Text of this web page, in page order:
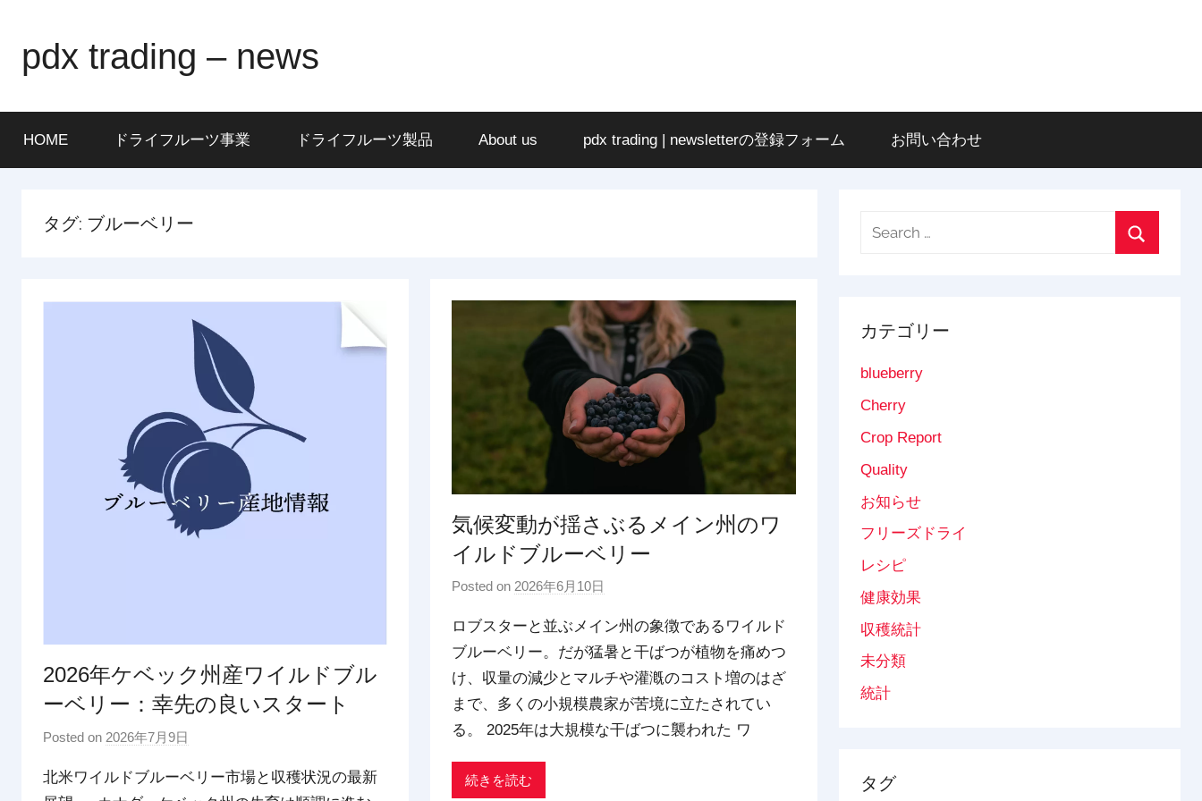
contentpdx trading – news
HOME ドライフルーツ事業 ドライフルーツ製品 About us pdx trading | newsletterの登録フォーム お問い合わせ
タグ: ブルーベリー
2026年ケベック州産ワイルドブル
ーベリー：幸先の良いスタート
Posted on 2026年7月9日
p
北米ワイルドブルーベリー市場と収穫状況の最新
気候変動が揺さぶるメイン州のワ
イルドブルーベリー
Posted on 2026年6月10日
p
d
x
t
r
ロブスターと並ぶメイン州の象徴であるワイルド
ブルーベリー。だが猛暑と干ばつが植物を痛めつ
け、収量の減少とマルチや灌漑のコスト増のはざ
まで、多くの小規模農家が苦境に立たされてい
る。 2025年は大規模な干ばつに襲われた ワ
続きを読む
Search
カテゴリー
blueberry
Cherry
Crop Report
Quality
お知らせ
フリーズドライ
レシピ
健康効果
収穫統計
未分類
統計
タグ